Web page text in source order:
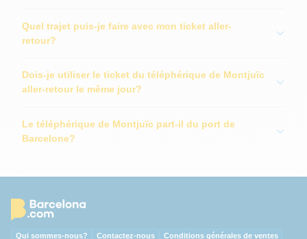
Quel trajet puis-je faire avec mon ticket aller-
retour?
Dois-je utiliser le ticket du téléphérique de Montjuïc
aller-retour le même jour?
Le téléphérique de Montjuïc part-il du port de
Barcelone?
Qui sommes-nous? Contactez-nous
Conditions générales de ventes